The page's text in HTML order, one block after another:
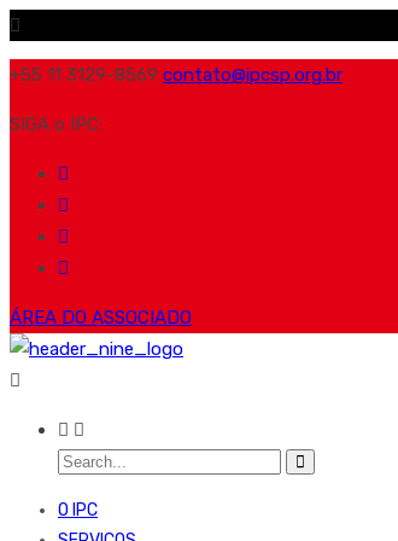
+55 11 3129-8569 contato@ipcsp.org.br
SIGA o IPC:
ÁREA DO ASSOCIADO
O IPC